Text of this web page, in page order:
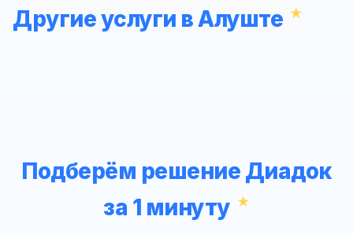
Другие услуги в Алуште
Подберём решение Диадок
за 1 минуту